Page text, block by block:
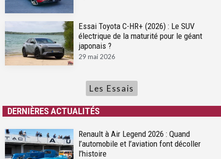
Essai Toyota C-HR+ (2026) : Le SUV
électrique de la maturité pour le géant
japonais ?
29 mai 2026
Les Essais
DERNIÈRES ACTUALITÉS
Renault à Air Legend 2026 : Quand
l’automobile et l’aviation font décoller
l’histoire